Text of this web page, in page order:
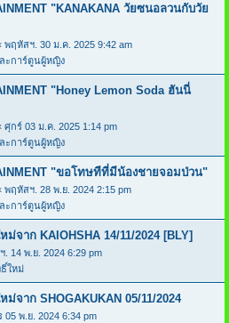
"KANAKANA วัยซนอลวนกับวัย
พฤหัสฯ. 30 ม.ค. 2025 9:42 am
ะการ์ตูนผู้หญิง
"Honey Lemon Soda ฮันนี่
ศุกร์ 03 ม.ค. 2025 1:14 pm
ะการ์ตูนผู้หญิง
"ขอโทษทีที่มีน้องชายจอมป่วน"
พฤหัสฯ. 28 พ.ย. 2024 2:15 pm
ะการ์ตูนผู้หญิง
จาก KAIOHSHA 14/11/2024 [BLY]
. 14 พ.ย. 2024 6:29 pm
ใหม่
จาก SHOGAKUKAN 05/11/2024
05 พ.ย. 2024 6:34 pm